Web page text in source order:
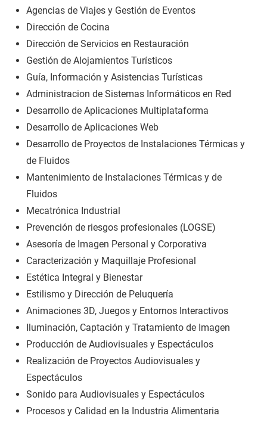
Agencias de Viajes y Gestión de Eventos
Dirección de Cocina
Dirección de Servicios en Restauración
Gestión de Alojamientos Turísticos
Guía, Información y Asistencias Turísticas
Administracion de Sistemas Informáticos en Red
Desarrollo de Aplicaciones Multiplataforma
Desarrollo de Aplicaciones Web
Desarrollo de Proyectos de Instalaciones Térmicas y
de Fluidos
Mantenimiento de Instalaciones Térmicas y de
Fluidos
Mecatrónica Industrial
Prevención de riesgos profesionales (LOGSE)
Asesoría de Imagen Personal y Corporativa
Caracterización y Maquillaje Profesional
Estética Integral y Bienestar
Estilismo y Dirección de Peluquería
Animaciones 3D, Juegos y Entornos Interactivos
Iluminación, Captación y Tratamiento de Imagen
Producción de Audiovisuales y Espectáculos
Realización de Proyectos Audiovisuales y
Espectáculos
Sonido para Audiovisuales y Espectáculos
Procesos y Calidad en la Industria Alimentaria